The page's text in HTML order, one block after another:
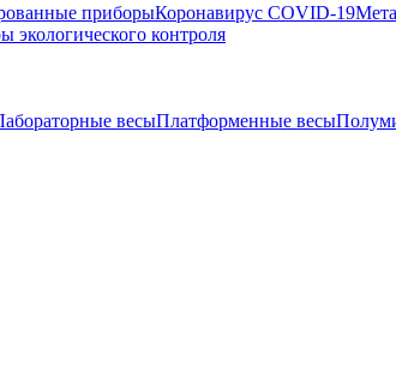
приборыКоронавирус COVID-19
экологического контроля
весыПлатформенные весы